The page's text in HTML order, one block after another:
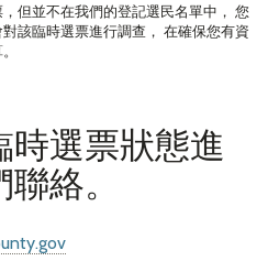
但並不在我們的登記選民名單中， 您
該臨時選票進行調查， 在確保您有資
時選票狀態進
絡。